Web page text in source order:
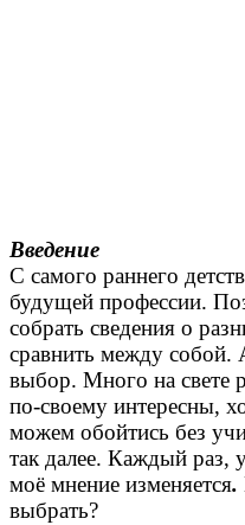
Введение
С самого раннего
будущей профессии.
собрать сведения о
сравнить между собой.
выбор. Много на свете
по-своему интересны,
можем обойтись без
так далее. Каждый раз,
моё мнение изменяется.
выбрать?